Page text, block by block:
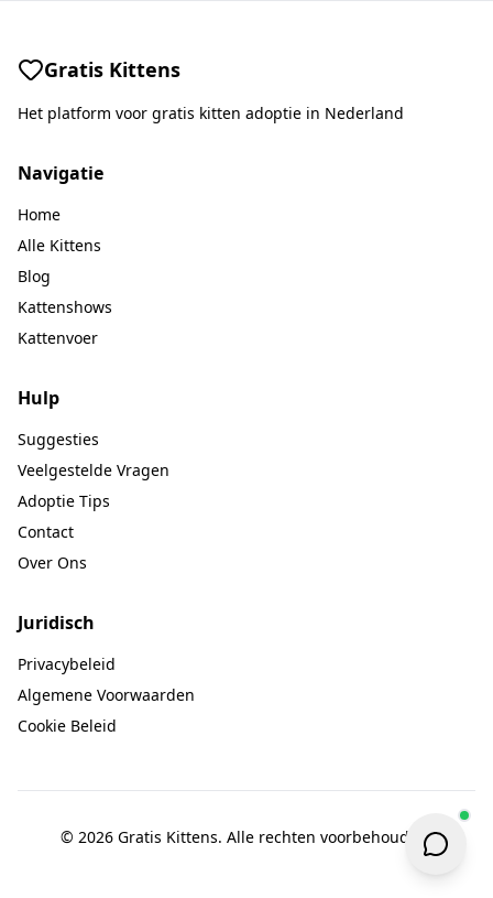
Gratis Kittens
Het platform voor gratis kitten adoptie in Nederland
Navigatie
Home
Alle Kittens
Blog
Kattenshows
Kattenvoer
Hulp
Suggesties
Veelgestelde Vragen
Adoptie Tips
Contact
Over Ons
Juridisch
Privacybeleid
Algemene Voorwaarden
Cookie Beleid
© 2026 Gratis Kittens. Alle rechten voorbehouden.